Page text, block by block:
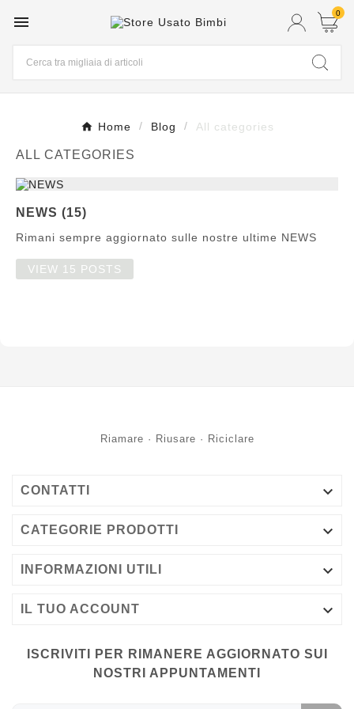
 0
Home Blog All categories
ALL CATEGORIES
NEWS (15)
Rimani sempre aggiornato sulle nostre ultime NEWS
VIEW 15 POSTS
Riamare · Riusare · Riciclare
CONTATTI 
CATEGORIE PRODOTTI 
INFORMAZIONI UTILI 
IL TUO ACCOUNT 
ISCRIVITI PER RIMANERE AGGIORNATO SUI
NOSTRI APPUNTAMENTI